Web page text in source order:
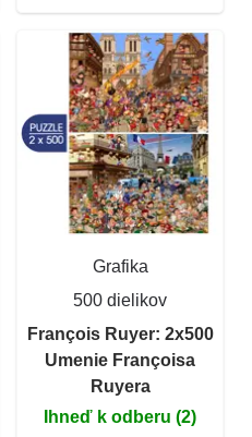
Grafika
500 dielikov
François Ruyer: 2x500
Umenie Françoisa
Ruyera
Ihneď k odberu (2)